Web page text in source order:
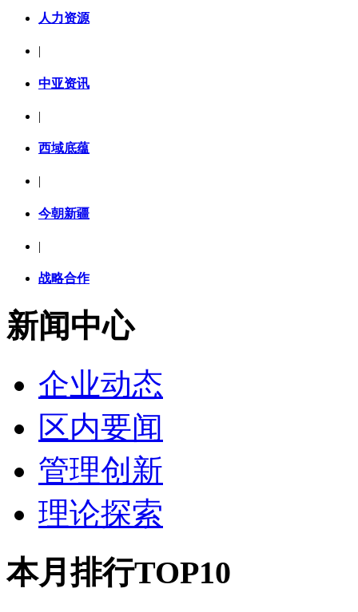
人力资源
|
中亚资讯
|
西域底蕴
|
今朝新疆
|
战略合作
新闻中心
企业动态
区内要闻
管理创新
理论探索
本月排行TOP10